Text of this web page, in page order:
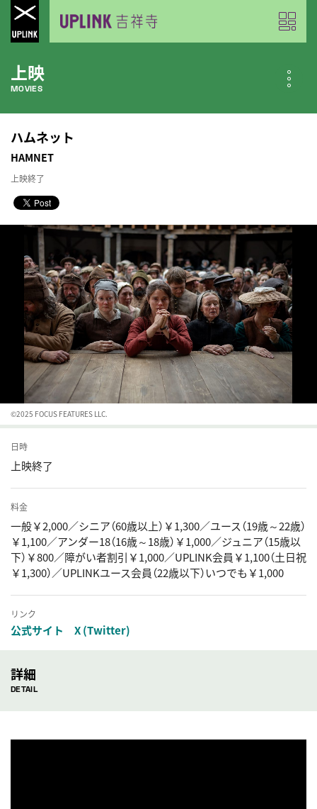
上映
MOVIES
公開中の作品
近日公開の作品
COMING SOON
今月のスケジュール
MONTHLY SCHEDULE
ハムネット
HAMNET
上映終了
©2025 FOCUS FEATURES LLC.
日時
上映終了
料金
一般￥2,000／シニア（60歳以上）￥1,300／ユース（19歳～22歳）
￥1,100／アンダー18（16歳～18歳）￥1,000／ジュニア（15歳以
下）￥800／障がい者割引￥1,000／UPLINK会員￥1,100（土日祝
￥1,300）／UPLINKユース会員（22歳以下）いつでも￥1,000
リンク
公式サイト X (Twitter)
詳細
DETAIL